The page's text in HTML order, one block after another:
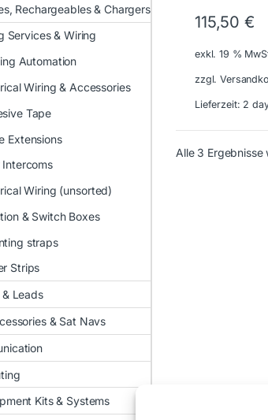
115,50€
exkl. 19 %
zzgl.
Lieferzeit: 2
Alle 3
Rechargeables & Chargers
Services & Wiring
Automation
Wiring & Accessories
Tape
Extensions
Intercoms
Wiring (unsorted)
& Switch Boxes
straps
Strips
Leads
& Sat Navs
Kits & Systems